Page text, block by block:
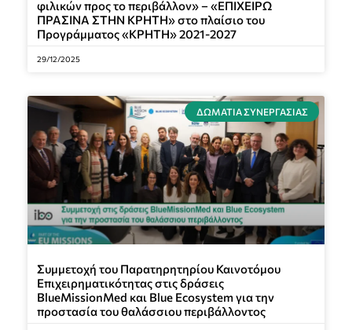
φιλικών προς το περιβάλλον» – «ΕΠΙΧΕΙΡΩ
ΠΡΑΣΙΝΑ ΣΤΗΝ ΚΡΗΤΗ» στο πλαίσιο του
Προγράμματος «ΚΡΗΤΗ» 2021-2027
29/12/2025
ΔΩΜΆΤΙΑ ΣΥΝΕΡΓΑΣΊΑΣ
Συμμετοχή του Παρατηρητηρίου Καινοτόμου
Επιχειρηματικότητας στις δράσεις
BlueMissionMed και Blue Ecosystem για την
προστασία του θαλάσσιου περιβάλλοντος